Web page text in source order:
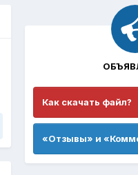
Как скачать файл?
«Отзывы» и